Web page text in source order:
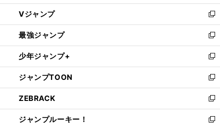
ウ
ィ
ン
ド
ウ
で
開
く
し
い
ウ
ィ
ン
ド
ウ
で
開
く
Vジャンプ
新
し
い
ウ
ィ
ン
ド
ウ
で
開
く
最強ジャンプ
新
し
い
ウ
ィ
ン
ド
ウ
で
少年ジャンプ+
新
し
い
ウ
ィ
ン
ド
ジャンプTOON
新
し
い
ウ
ィ
ZEBRACK
新
し
い
ジャンプルーキー！